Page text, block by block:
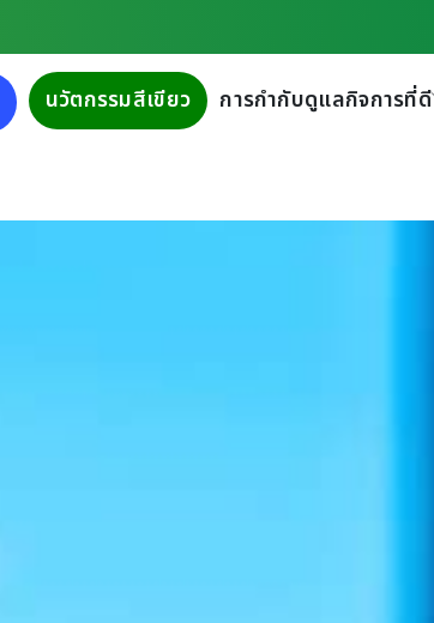
นวัตกรรมสีเขียว การกำกับดูแลกิจการที่ดี